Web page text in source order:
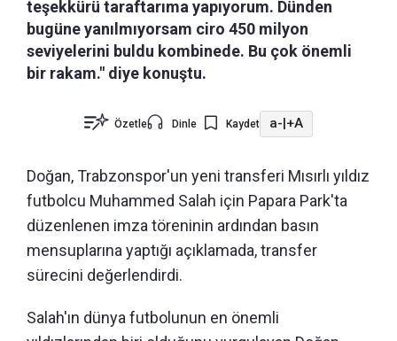
teşekkürü taraftarıma yapıyorum. Dünden
bugüne yanılmıyorsam ciro 450 milyon
seviyelerini buldu kombinede. Bu çok önemli
bir rakam." diye konuştu.
Özetle Dinle Kaydet a-|+A
Doğan, Trabzonspor'un yeni transferi Mısırlı yıldız
futbolcu Muhammed Salah için Papara Park'ta
düzenlenen imza töreninin ardından basın
mensuplarına yaptığı açıklamada, transfer
sürecini değerlendirdi.
Salah'ın dünya futbolunun en önemli